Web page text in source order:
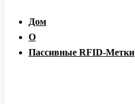
Дом
О
Пассивные RFID-Метки